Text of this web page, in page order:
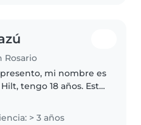
Rosario
presento, mi nombre es
tengo 18 años. Este
en la UNR y soy de
> 3 años